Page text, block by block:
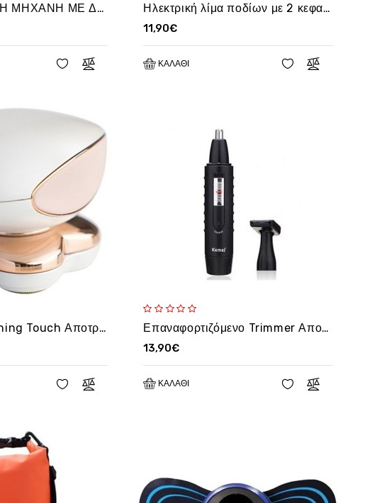
OEM ΞΥΡΙΣΤΙΚΗ ΜΗΧΑΝΗ ΜΕ ΔΕΡΜΑΤΙΝΗ ΘΗΚΗ TARGET RSCW-7700 Ηλεκτρική λίμα ποδίων με 2 κεφαλές - Callus Remover PPDX3 oem
11,90€
ΚΑΛΆΘΙ
Flawless Finishing Touch Αποτριχωτική Μηχανή Epilator για Σώμα Επαναφορτιζόμενο Trimmer Αποτρίχωσης Αυτιών - Μύτης - Φαβορίτας ΚΕΜΕΙ 9688
13,90€
ΚΑΛΆΘΙ